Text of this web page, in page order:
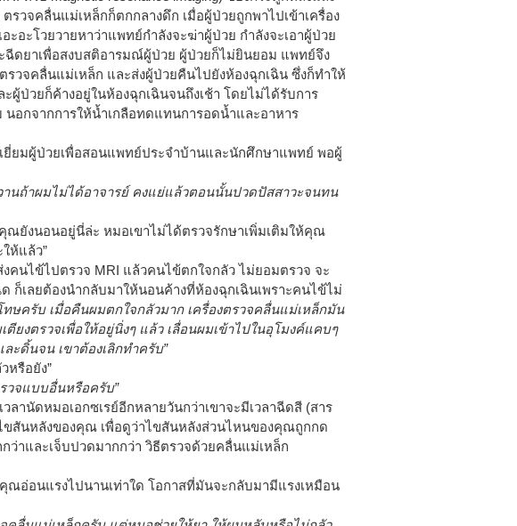
รวจคลื่นแม่เหล็กก็ตกกลางดึก เมื่อผู้ป่วยถูกพาไปเข้าเครื่อง
ะอะโวยวายหาว่าแพทย์กำลังจะฆ่าผู้ป่วย กำลังจะเอาผู้ป่วย
ฉีดยาเพื่อสงบสติอารมณ์ผู้ป่วย ผู้ป่วยก็ไม่ยินยอม แพทย์จึง
รวจคลื่นแม่เหล็ก และส่งผู้ป่วยคืนไปยังห้องฉุกเฉิน ซึ่งก็ทำให้
ผู้ป่วยก็ค้างอยู่ในห้องฉุกเฉินจนถึงเช้า โดยไม่ได้รับการ
นอกจากการให้น้ำเกลือทดแทนการอดน้ำและอาหาร
ยี่ยมผู้ป่วยเพื่อสอนแพทย์ประจำบ้านและนักศึกษาแพทย์ พอผู้
านถ้าผมไม่ได้อาจารย์ คงแย่แล้วตอนนั้นปวดปัสสาวะจนทน
ณยังนอนอยู่นี่ล่ะ หมอเขาไม่ได้ตรวจรักษาเพิ่มเติมให้คุณ
ห้แล้ว”
งคนไข้ไปตรวจ MRI แล้วคนไข้ตกใจกลัว ไม่ยอมตรวจ จะ
ก็เลยต้องนำกลับมาให้นอนค้างที่ห้องฉุกเฉินเพราะคนไข้ไม่
ทษครับ เมื่อคืนผมตกใจกลัวมาก เครื่องตรวจคลื่นแม่เหล็กมัน
ยงตรวจเพื่อให้อยู่นิ่งๆ แล้ว เลื่อนผมเข้าไปในอุโมงค์แคบๆ
ะดิ้นจน เขาต้องเลิกทำครับ”
หรือยัง”
วจแบบอื่นหรือครับ”
วลานัดหมอเอกซเรย์อีกหลายวันกว่าเขาจะมีเวลาฉีดสี (สาร
ขสันหลังของคุณ เพื่อดูว่าไขสันหลังส่วนไหนของคุณถูกกด
ว่าและเจ็บปวดมากกว่า วิธีตรวจด้วยคลื่นแม่เหล็ก
ณอ่อนแรงไปนานเท่าใด โอกาสที่มันจะกลับมามีแรงเหมือน